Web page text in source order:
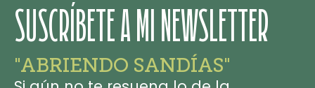
SUSCRÍBETE A MI NEWSLETTER
"ABRIENDO SANDÍAS"